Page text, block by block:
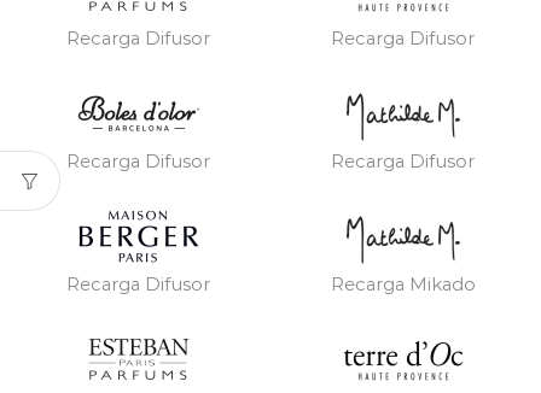
Recarga Difusor Recarga Difusor
Recarga Difusor Recarga Difusor
Recarga Difusor Recarga Mikado